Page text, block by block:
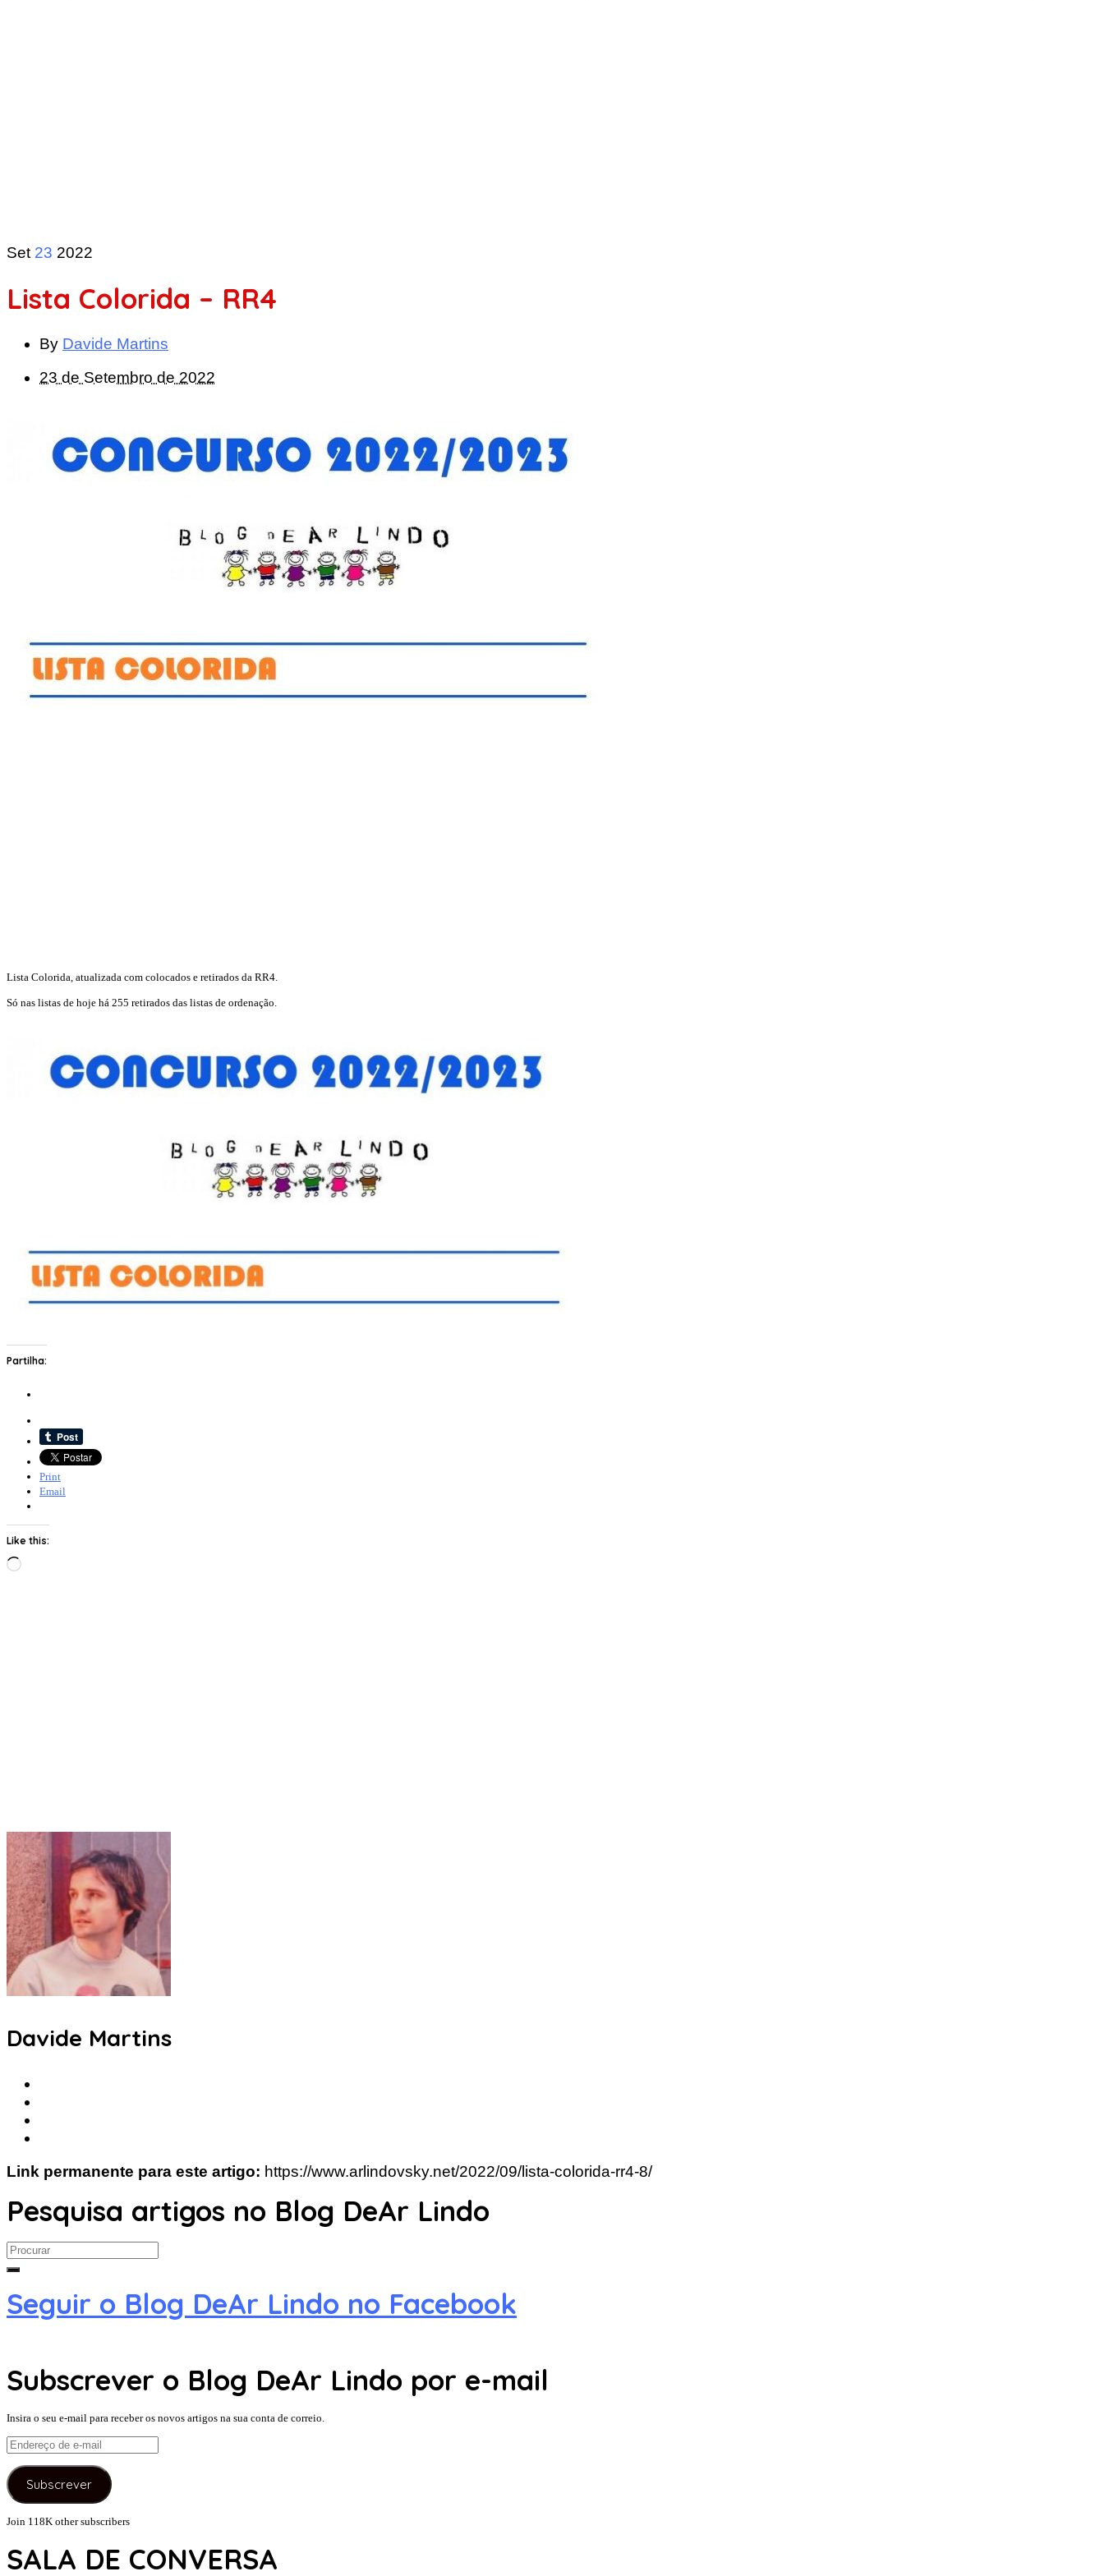
Set 23 2022
Lista Colorida – RR4
By Davide Martins
23 de Setembro de 2022
Lista Colorida, atualizada com colocados e retirados da RR4.
Só nas listas de hoje há 255 retirados das listas de ordenação.
Partilha:
Print
Email
Like this:
Loading…
Davide Martins
Link permanente para este artigo: https://www.arlindovsky.net/2022/09/lista-colorida-rr4-8/
Pesquisa artigos no Blog DeAr Lindo
Search
for:
Seguir o Blog DeAr Lindo no Facebook
Subscrever o Blog DeAr Lindo por e-mail
Insira o seu e-mail para receber os novos artigos na sua conta de correio.
Endereço
de
e-
mail
Subscrever
Join 118K other subscribers
SALA DE CONVERSA